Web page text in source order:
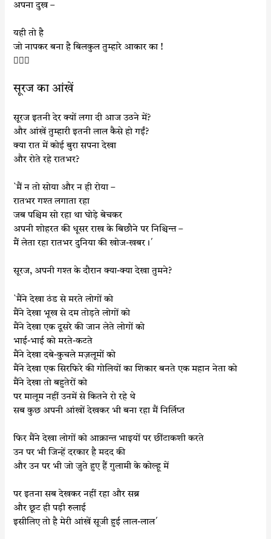
अपना दुख –
यही तो है
जो नापकर बना है बिलकुल तुम्हारे आकार का !

सूरज का आंखें
सूरज इतनी देर क्यों लगा दी आज उठने में?
और आंखें तुम्हारी इतनी लाल कैसे हो गईं?
क्या रात में कोई बुरा सपना देखा
और रोते रहे रातभर?
`मैं न तो सोया और न ही रोया –
रातभर गश्त लगाता रहा
जब पश्चिम सो रहा था घोड़े बेचकर
अपनी शोहरत की धूसर राख के बिछौने पर निश्चिन्त –
मैं लेता रहा रातभर दुनिया की खोज-खबर।´
सूरज, अपनी गश्त के दौरान क्या-क्या देखा तुमने?
`मैंने देखा ठंड से मरते लोगों को
मैंने देखा भूख से दम तोड़ते लोगों को
मैंने देखा एक दूसरे की जान लेते लोगों को
भाई-भाई को मरते-कटते
मैंने देखा दबे-कुचले मज़लूमों को
मैंने देखा एक सिरफिरे की गोलियों का शिकार बनते एक महान नेता को
मैंने देखा तो बहुतेरों को
पर मालूम नहीं उनमें से कितने रो रहे थे
सब कुछ अपनी आंखों देखकर भी बना रहा मैं निर्लिप्त
फिर मैंने देखा लोगों को आक्रान्त भाइयों पर छींटाकशी करते
उन पर भी जिन्हें दरकार है मदद की
और उन पर भी जो जुते हुए हैं गुलामी के कोल्हू में
पर इतना सब देखकर नहीं रहा और सब्र
और छूट ही पड़ी रुलाई
इसीलिए तो है मेरी आंखें सूजी हुई लाल-लाल´